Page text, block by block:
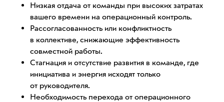
Низкая отдача от команды при высоких затратах
вашего времени на операционный контроль.
Рассогласованность или конфликтность
в коллективе, снижающие эффективность
совместной работы.
Стагнация и отсутствие развития в команде, где
инициатива и энергия исходят только
от руководителя.
Необходимость перехода от операционного